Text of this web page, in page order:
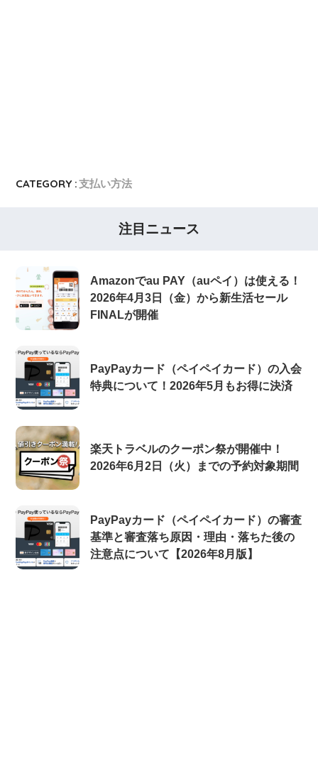
CATEGORY :支払い方法
注目ニュース
Amazonでau PAY（auペイ）は使える！
2026年4月3日（金）から新生活セール
FINALが開催
PayPayカード（ペイペイカード）の入会
特典について！2026年5月もお得に決済
楽天トラベルのクーポン祭が開催中！
2026年6月2日（火）までの予約対象期間
PayPayカード（ペイペイカード）の審査
基準と審査落ち原因・理由・落ちた後の
注意点について【2026年8月版】